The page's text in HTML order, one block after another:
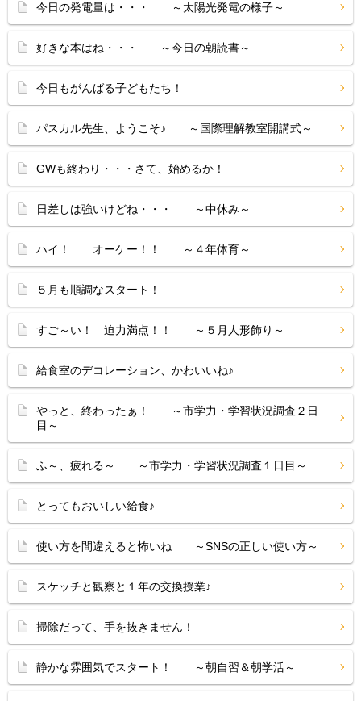
今日の発電量は・・・ ～太陽光発電の様子～
好きな本はね・・・ ～今日の朝読書～
今日もがんばる子どもたち！
パスカル先生、ようこそ♪ ～国際理解教室開講式～
GWも終わり・・・さて、始めるか！
日差しは強いけどね・・・ ～中休み～
ハイ！ オーケー！！ ～４年体育～
５月も順調なスタート！
すご～い！ 迫力満点！！ ～５月人形飾り～
給食室のデコレーション、かわいいね♪
やっと、終わったぁ！ ～市学力・学習状況調査２日
目～
ふ～、疲れる～ ～市学力・学習状況調査１日目～
とってもおいしい給食♪
使い方を間違えると怖いね ～SNSの正しい使い方～
スケッチと観察と１年の交換授業♪
掃除だって、手を抜きません！
静かな雰囲気でスタート！ ～朝自習＆朝学活～